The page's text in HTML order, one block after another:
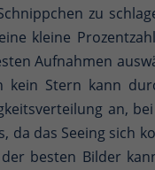
zu
kleine
Aufnahmen
kein Stern kann
an,
da das Seeing sich
der besten Bilder